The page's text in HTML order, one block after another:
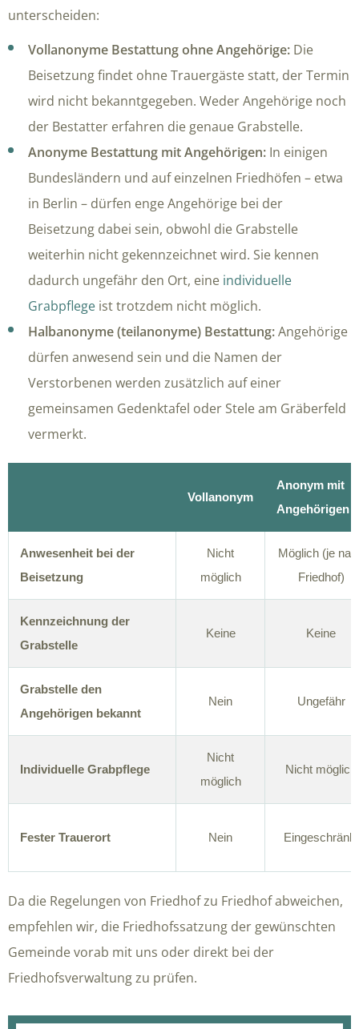
unterscheiden:
Vollanonyme Bestattung ohne Angehörige: Die
Beisetzung findet ohne Trauergäste statt, der Termin
wird nicht bekanntgegeben. Weder Angehörige noch
der Bestatter erfahren die genaue Grabstelle.
Anonyme Bestattung mit Angehörigen: In einigen
Bundesländern und auf einzelnen Friedhöfen – etwa
in Berlin – dürfen enge Angehörige bei der
Beisetzung dabei sein, obwohl die Grabstelle
weiterhin nicht gekennzeichnet wird. Sie kennen
dadurch ungefähr den Ort, eine individuelle
Grabpflege ist trotzdem nicht möglich.
Halbanonyme (teilanonyme) Bestattung:Angehörige
dürfen anwesend sein und die Namen der
Verstorbenen werden zusätzlich auf einer
gemeinsamen Gedenktafel oder Stele am Gräberfeld
vermerkt.
Vollanonym
Anonym mit
Angehörigen
Anwesenheit bei der
Beisetzung
Nicht
möglich
Möglich (je
Friedhof)
Kennzeichnung der
Grabstelle
Keine Keine
Grabstelle den
Angehörigen bekannt
Nein Ungefähr
Individuelle Grabpflege
Nicht
möglich
Nicht möglich
Fester Trauerort Nein Eingeschränkt
Da die Regelungen von Friedhof zu Friedhof abweichen,
empfehlen wir, die Friedhofssatzung der gewünschten
Gemeinde vorab mit uns oder direkt bei der
Friedhofsverwaltung zu prüfen.